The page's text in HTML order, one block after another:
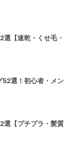
選【速乾・くせ毛・
52選！初心者・メン
選【プチプラ・髪質